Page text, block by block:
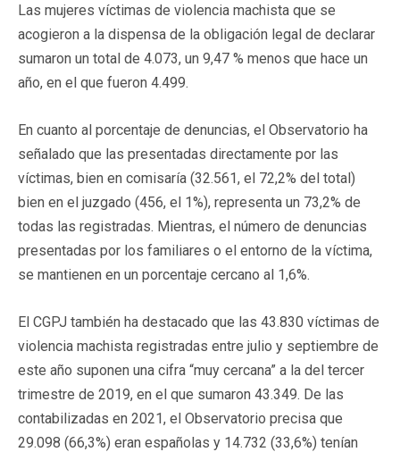
Las mujeres víctimas de violencia machista que se
acogieron a la dispensa de la obligación legal de declarar
sumaron un total de 4.073, un 9,47 % menos que hace un
año, en el que fueron 4.499.
En cuanto al porcentaje de denuncias, el Observatorio ha
señalado que las presentadas directamente por las
víctimas, bien en comisaría (32.561, el 72,2% del total)
bien en el juzgado (456, el 1%), representa un 73,2% de
todas las registradas. Mientras, el número de denuncias
presentadas por los familiares o el entorno de la víctima,
se mantienen en un porcentaje cercano al 1,6%.
El CGPJ también ha destacado que las 43.830 víctimas de
violencia machista registradas entre julio y septiembre de
este año suponen una cifra “muy cercana” a la del tercer
trimestre de 2019, en el que sumaron 43.349. De las
contabilizadas en 2021, el Observatorio precisa que
29.098 (66,3%) eran españolas y 14.732 (33,6%) tenían